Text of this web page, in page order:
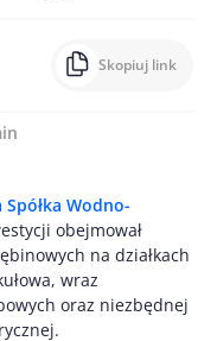
Skopiuj link
Wodno-
obejmował
na działkach
wraz
oraz niezbędnej